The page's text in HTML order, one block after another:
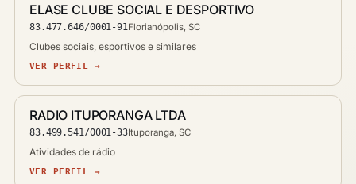
ELASE CLUBE SOCIAL E DESPORTIVO
83.477.646/0001-91 Florianópolis, SC
Clubes sociais, esportivos e similares
VER PERFIL →
RADIO ITUPORANGA LTDA
83.499.541/0001-33Ituporanga, SC
Atividades de rádio
VER PERFIL →